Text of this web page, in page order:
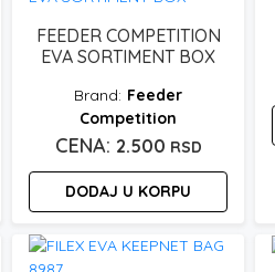
FEEDER COMPETITION
EVA SORTIMENT BOX
Feeder
Competition
2.500 RSD
DODAJ U KORPU